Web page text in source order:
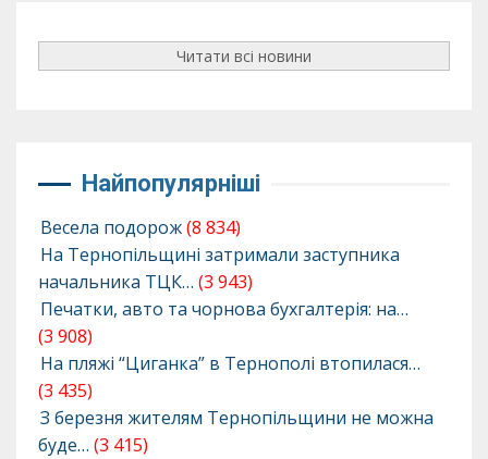
Читати всі новини
Найпопулярніші
Весела подорож(8 834)
На Тернопільщині затримали заступника
начальника ТЦК… (3 943)
Печатки, авто та чорнова бухгалтерія: на…
(3 908)
На пляжі “Циганка” в Тернополі втопилася…
(3 435)
З березня жителям Тернопільщини не можна
буде… (3 415)